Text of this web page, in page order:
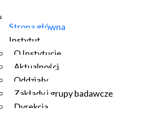
Strona główna
Instytut
O Instytucie
Aktualności
Oddziały
Zakłady i grupy badawcze
Dyrekcja